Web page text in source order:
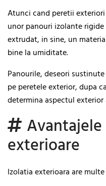
Atunci cand peretii exteriori
unor panouri izolante
extrudat, in sine, un
bine la umiditate.
Panourile, deseori
pe peretele exterior, dupa
determina aspectul
exterioare
Izolatia exterioara are